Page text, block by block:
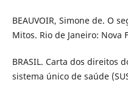
BEAUVOIR, Simone de. O
Mitos. Rio de Janeiro: Nova
BRASIL. Carta dos direitos
sistema único de saúde